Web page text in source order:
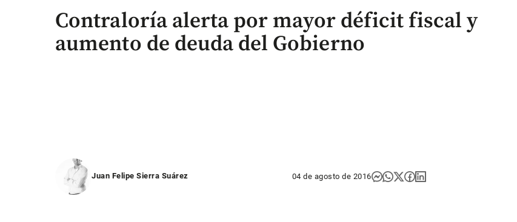
Contraloría alerta por mayor déficit fiscal y
aumento de deuda del Gobierno
Juan Felipe Sierra Suárez 04 de agosto de 2016